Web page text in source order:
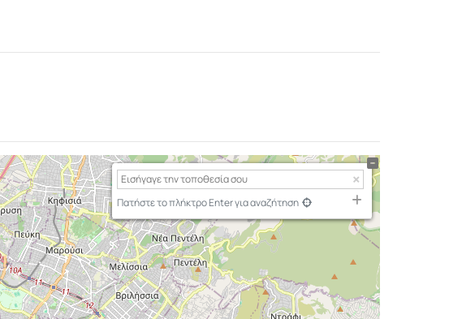
Πατήστε το πλήκτρο Enter για αναζήτηση